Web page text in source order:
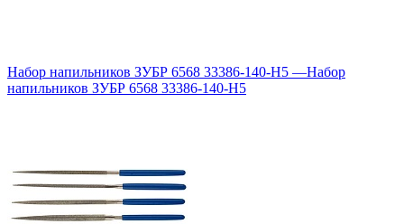
Набор напильников ЗУБР 6568 33386-140-H5 —Набор
напильников ЗУБР 6568 33386-140-H5